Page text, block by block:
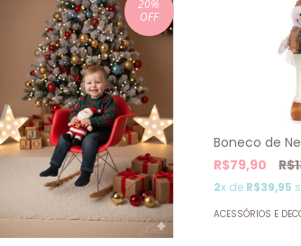
20%
OFF
Boneco de
R$79,90
2x de R$39,95
ACESSÓRIOS E